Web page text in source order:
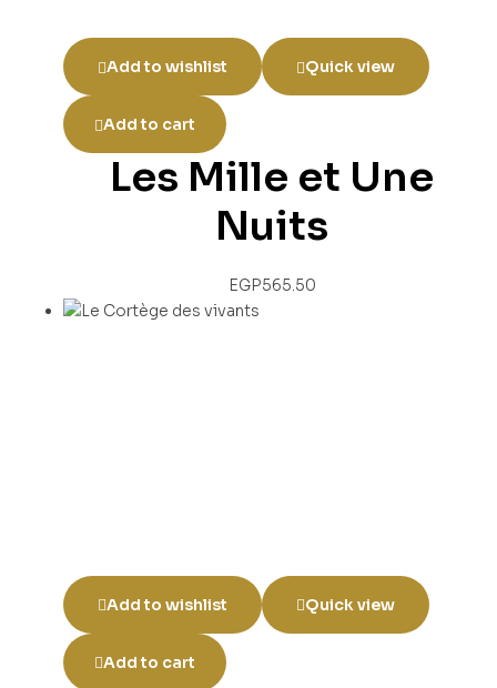
Add to wishlist Quick view
Add to cart
Les Mille et Une
Nuits
EGP565.50
Add to wishlist Quick view
Add to cart